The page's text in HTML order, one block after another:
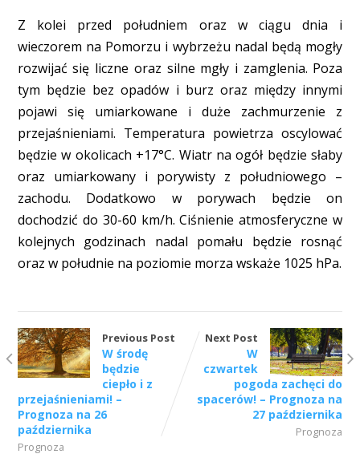
Z kolei przed południem oraz w ciągu dnia i
wieczorem na Pomorzu i wybrzeżu nadal będą mogły
rozwijać się liczne oraz silne mgły i zamglenia. Poza
tym będzie bez opadów i burz oraz między innymi
pojawi się umiarkowane i duże zachmurzenie z
przejaśnieniami. Temperatura powietrza oscylować
będzie w okolicach +17°C. Wiatr na ogół będzie słaby
oraz umiarkowany i porywisty z południowego –
zachodu. Dodatkowo w porywach będzie on
dochodzić do 30-60 km/h. Ciśnienie atmosferyczne w
kolejnych godzinach nadal pomału będzie rosnąć
oraz w południe na poziomie morza wskaże 1025 hPa.
Previous Post
W środę
będzie
ciepło i z
przejaśnieniami! –
Prognoza na 26
października
Prognoza
Next Post
W
czwartek
pogoda zachęci do
spacerów! – Prognoza na
27 października
Prognoza